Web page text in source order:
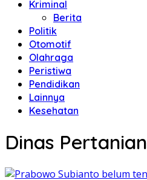
Kriminal
Berita
Politik
Otomotif
Olahraga
Peristiwa
Pendidikan
Lainnya
Kesehatan
Dinas Pertanian